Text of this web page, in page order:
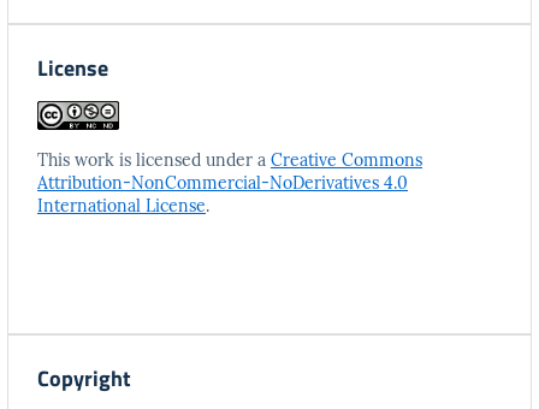
License
This work is licensed under a Creative Commons
Attribution-NonCommercial-NoDerivatives 4.0
International License.
Copyright